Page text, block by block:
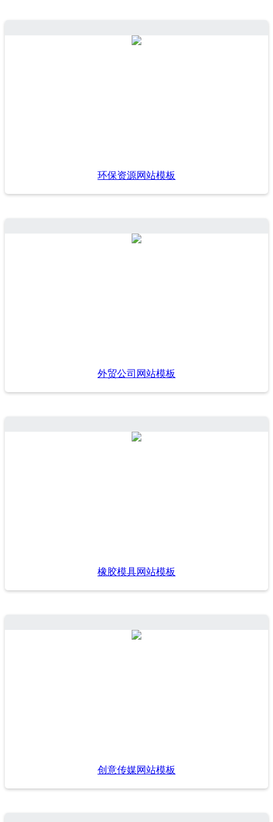
环保资源网站模板
外贸公司网站模板
橡胶模具网站模板
创意传媒网站模板